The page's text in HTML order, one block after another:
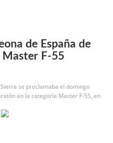
de España de
F-55
se proclamaba el domingo
en la categoría Master F-55, en